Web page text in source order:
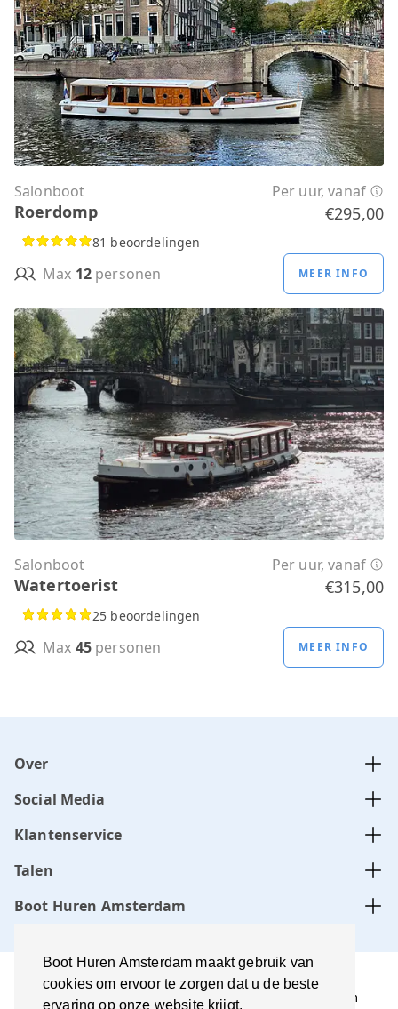
Boot Huren Amsterdam maakt gebruik van
cookies om ervoor te zorgen dat u de beste
ervaring op onze website krijgt.
Salonboot Per uur, vanaf
Roerdomp €295,00
81 beoordelingen
Max 12personen MEER INFO
Salonboot Per uur, vanaf
Watertoerist €315,00
25 beoordelingen
Max 45personen MEER INFO
Over
Social Media
Klantenservice
Talen
Boot Huren Amsterdam
Boot Huren Amsterdam wordt beheerd door Amsterdam